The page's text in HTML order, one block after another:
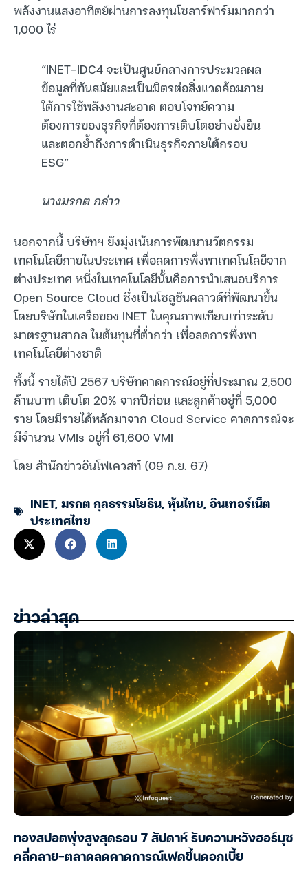
พลังงานแสงอาทิตย์ผ่านการลงทุนโซลาร์ฟาร์มมากกว่า
1,000 ไร่
“INET-IDC4 จะเป็นศูนย์กลางการประมวลผล
ข้อมูลที่ทันสมัยและเป็นมิตรต่อสิ่งแวดล้อมภาย
ใต้การใช้พลังงานสะอาด ตอบโจทย์ความ
ต้องการของธุรกิจที่ต้องการเติบโตอย่างยั่งยืน
และตอกย้ำถึงการดำเนินธุรกิจภายใต้กรอบ
ESG”
นางมรกต กล่าว
นอกจากนี้ บริษัทฯ ยังมุ่งเน้นการพัฒนานวัตกรรม
เทคโนโลยีภายในประเทศ เพื่อลดการพึ่งพาเทคโนโลยีจาก
ต่างประเทศ หนึ่งในเทคโนโลยีนั้นคือการนำเสนอบริการ
Open Source Cloud ซึ่งเป็นโซลูชันคลาวด์ที่พัฒนาขึ้น
โดยบริษัทในเครือของ INET ในคุณภาพเทียบเท่าระดับ
มาตรฐานสากล ในต้นทุนที่ต่ำกว่า เพื่อลดการพึ่งพา
เทคโนโลยีต่างชาติ
ทั้งนี้ รายได้ปี 2567 บริษัทคาดการณ์อยู่ที่ประมาณ 2,500
ล้านบาท เติบโต 20% จากปีก่อน และลูกค้าอยู่ที่ 5,000
ราย โดยมีรายได้หลักมาจาก Cloud Service คาดการณ์จะ
มีจำนวน VMIs อยู่ที่ 61,600 VMI
โดย สำนักข่าวอินโฟเควสท์ (09 ก.ย. 67)
INET,มรกต กุลธรรมโยธิน,หุ้นไทย,อินเทอร์เน็ต
ประเทศไทย
ข่าวล่าสุด
ทองสปอตพุ่งสูงสุดรอบ 7 สัปดาห์ รับความหวังฮอร์มุซ
คลี่คลาย-ตลาดลดคาดการณ์เฟดขึ้นดอกเบี้ย